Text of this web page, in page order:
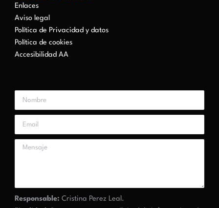
Enlaces
Aviso legal
Política de Privacidad y datos
Política de cookies
Accesibilidad AA
Responsable: Cristina Perez Leal.